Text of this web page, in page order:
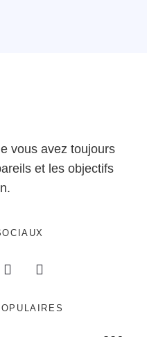
vous avez toujours
et les objectifs